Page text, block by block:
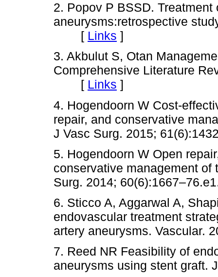
2. Popov P BSSD. Treatment
aneurysms:retrospective
[ Links ]
3. Akbulut S, Otan
Comprehensive Literature
[ Links ]
4. Hogendoorn W Cost-
repair, and conservative
J Vasc Surg. 2015;
5. Hogendoorn W Open
conservative management of
Surg. 2014;
6. Sticco A, Aggarwal A,
endovascular treatment
artery aneurysms. Vascular.
7. Reed NR Feasibility of
aneurysms using stent graft.